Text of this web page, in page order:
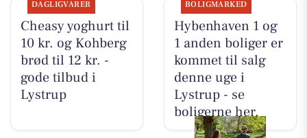
DAGLIGVARER
Cheasy yoghurt til
10 kr. og Kohberg
brød til 12 kr. -
gode tilbud i
Lystrup
BOLIGMARKED
Hybenhaven 1 og
1 anden boliger er
kommet til salg
denne uge i
Lystrup - se
boligerne her.